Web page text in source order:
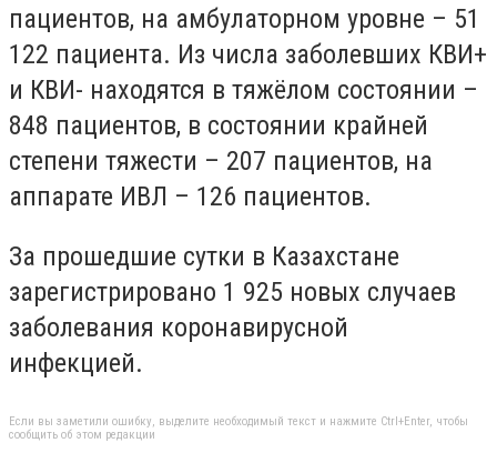
пациентов, на амбулаторном уровне – 51
122 пациента. Из числа заболевших КВИ+
и КВИ- находятся в тяжёлом состоянии –
848 пациентов, в состоянии крайней
степени тяжести – 207 пациентов, на
аппарате ИВЛ – 126 пациентов.
За прошедшие сутки в Казахстане
зарегистрировано 1 925 новых случаев
заболевания коронавирусной
инфекцией.
Если вы заметили ошибку, выделите необходимый текст и нажмите Ctrl+Enter, чтобы
сообщить об этом редакции